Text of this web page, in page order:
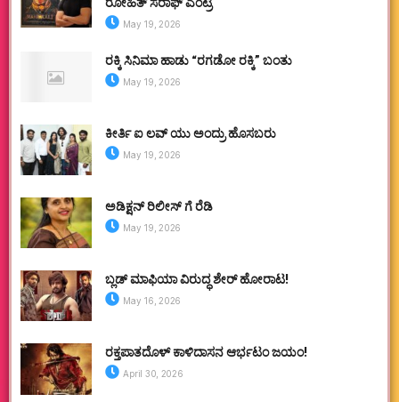
May 19, 2026
ರಕ್ಕಿ ಸಿನಿಮಾ ಹಾಡು “ರಗಡೋ ರಕ್ಕಿ” ಬಂತು
May 19, 2026
ಕೀರ್ತಿ ಐ ಲವ್ ಯು ಅಂದ್ರು ಹೊಸಬರು
May 19, 2026
ಅಡಿಕ್ಷನ್ ರಿಲೀಸ್ ಗೆ ರೆಡಿ
May 19, 2026
ಬ್ಲಡ್ ಮಾಫಿಯಾ ವಿರುದ್ಧ ಶೇರ್ ಹೋರಾಟ!
May 16, 2026
ರಕ್ತಪಾತದೊಳ್ ಕಾಳಿದಾಸನ ಆರ್ಭಟಂ ಜಯಂ!
April 30, 2026